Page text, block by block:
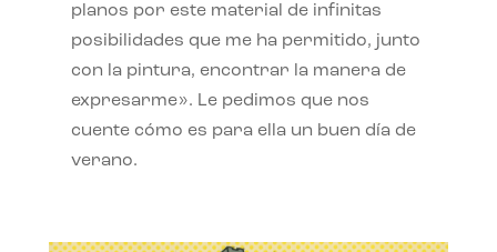
planos por este material de infinitas
posibilidades que me ha permitido, junto
con la pintura, encontrar la manera de
expresarme». Le pedimos que nos
cuente cómo es para ella un buen día de
verano.